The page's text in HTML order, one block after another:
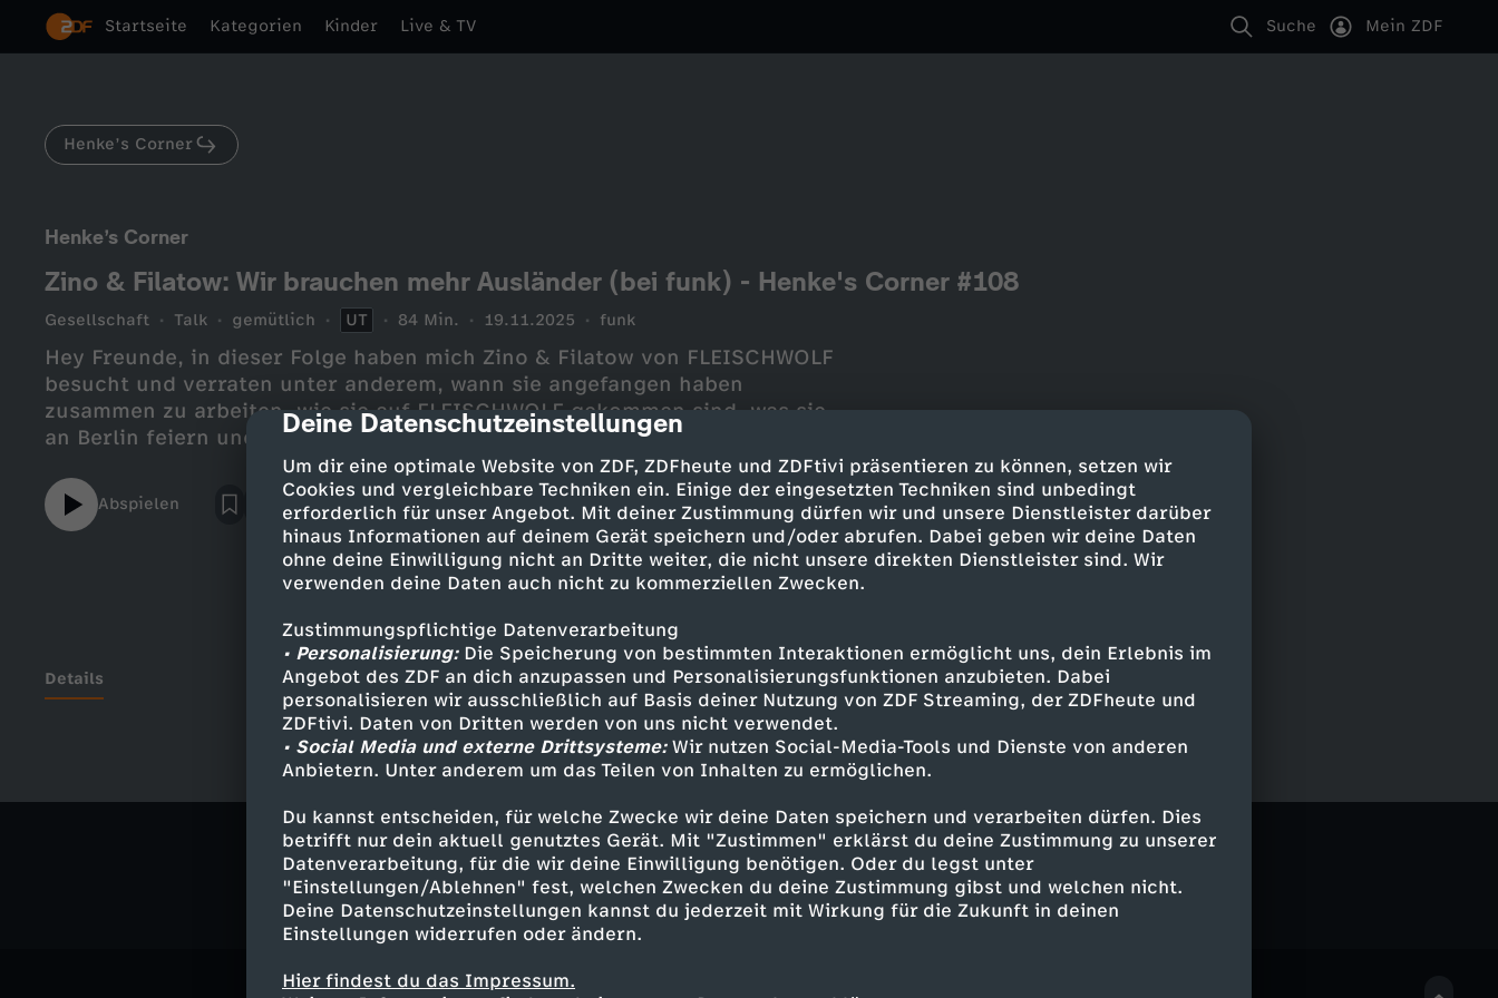
cmp-dialog-description
Deine Datenschutzeinstellungen
Um dir eine optimale Website von ZDF, ZDFheute und ZDFtivi präsentieren zu können, setzen wir
Cookies und vergleichbare Techniken ein. Einige der eingesetzten Techniken sind unbedingt
erforderlich für unser Angebot. Mit deiner Zustimmung dürfen wir und unsere Dienstleister darüber
hinaus Informationen auf deinem Gerät speichern und/oder abrufen. Dabei geben wir deine Daten
ohne deine Einwilligung nicht an Dritte weiter, die nicht unsere direkten Dienstleister sind. Wir
verwenden deine Daten auch nicht zu kommerziellen Zwecken.
Zustimmungspflichtige Datenverarbeitung
• Personalisierung:Die Speicherung von bestimmten Interaktionen ermöglicht uns, dein Erlebnis im
Angebot des ZDF an dich anzupassen und Personalisierungsfunktionen anzubieten. Dabei
personalisieren wir ausschließlich auf Basis deiner Nutzung von ZDF Streaming, der ZDFheute und
ZDFtivi. Daten von Dritten werden von uns nicht verwendet.
• Social Media und externe Drittsysteme:Wir nutzen Social-Media-Tools und Dienste von anderen
Anbietern. Unter anderem um das Teilen von Inhalten zu ermöglichen.
Du kannst entscheiden, für welche Zwecke wir deine Daten speichern und verarbeiten dürfen. Dies
betrifft nur dein aktuell genutztes Gerät. Mit "Zustimmen" erklärst du deine Zustimmung zu unserer
Datenverarbeitung, für die wir deine Einwilligung benötigen. Oder du legst unter
"Einstellungen/Ablehnen" fest, welchen Zwecken du deine Zustimmung gibst und welchen nicht.
Deine Datenschutzeinstellungen kannst du jederzeit mit Wirkung für die Zukunft in deinen
Einstellungen widerrufen oder ändern.
Hier findest du das Impressum.
Startseite Kategorien Kinder Live & TV Suche Mein ZDF
Henke’s Corner
Henke’s Corner
Zino & Filatow: Wir brauchen mehr Ausländer (bei funk) - Henke's Corner #108
Gesellschaft Talk gemütlich UT 84 Min. 19.11.2025 funk
Hey Freunde, in dieser Folge haben mich Zino & Filatow von FLEISCHWOLF
besucht und verraten unter anderem, wann sie angefangen haben
zusammen zu arbeiten, wie sie auf FLEISCHWOLF gekommen sind, was sie
an Berlin feiern und wen sie zum kacken bei sich zu Hause einladen
Abspielen
Details
Ähnliche Inhalte entdecken
Gesellschaft Talk gemütlich Untertitel Henke’s Corner